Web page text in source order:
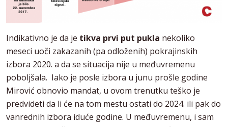
Indikativno je da je tikva prvi put pukla nekoliko
meseci uoči zakazanih (pa odloženih) pokrajinskih
izbora 2020. a da se situacija nije u međuvremenu
poboljšala. Iako je posle izbora u junu prošle godine
Mirović obnovio mandat, u ovom trenutku teško je
predvideti da li će na tom mestu ostati do 2024. ili pak do
vanrednih izbora iduće godine. U međuvremenu, i sam